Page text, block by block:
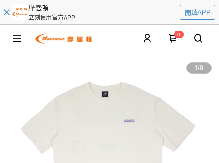
摩曼頓
立刻使用官方APP
開啟APP
0
1/9